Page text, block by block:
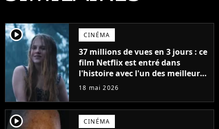
player2 CINÉMA
37 millions de vues en 3 jours : ce
film Netflix est entré dans
l'histoire avec l'un des meilleurs
lancements de tous les temps
18 mai 2026
player2 CINÉMA